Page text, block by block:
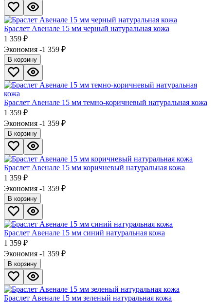
Браслет Авенале 15 мм черный натуральная кожа
1 359 ₽
Экономия -1 359 ₽
В корзину
Браслет Авенале 15 мм темно-коричневый натуральная кожа
1 359 ₽
Экономия -1 359 ₽
В корзину
Браслет Авенале 15 мм коричневый натуральная кожа
1 359 ₽
Экономия -1 359 ₽
В корзину
Браслет Авенале 15 мм синий натуральная кожа
1 359 ₽
Экономия -1 359 ₽
В корзину
Браслет Авенале 15 мм зеленый натуральная кожа